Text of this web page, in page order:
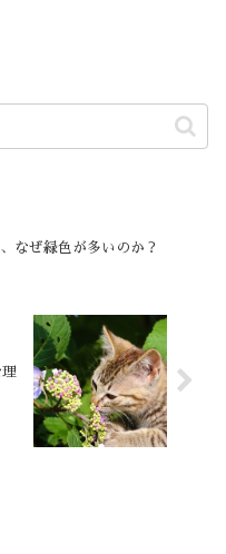
なぜ緑色が多いのか？